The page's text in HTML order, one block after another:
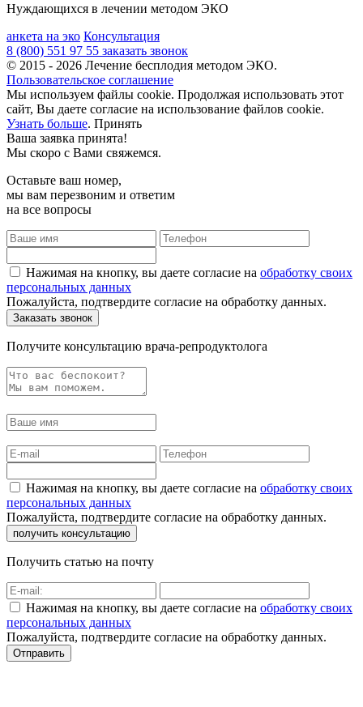
Нуждающихся в лечении методом ЭКО
анкета на эко Консультация
8 (800) 551 97 55 заказать звонок
© 2015 - 2026 Лечение бесплодия методом ЭКО.
Пользовательское соглашение
Мы используем файлы cookie. Продолжая использовать этот
сайт, Вы даете согласие на использование файлов cookie.
Узнать больше. Принять
Ваша заявка принята!
Мы скоро с Вами свяжемся.
Оставьте ваш номер,
мы вам перезвоним и ответим
на все вопросы
Нажимая на кнопку, вы даете согласие на обработку своих
персональных данных
Пожалуйста, подтвердите согласие на обработку данных.
Получите консультацию врача-репродуктолога
Нажимая на кнопку, вы даете согласие на обработку своих
персональных данных
Пожалуйста, подтвердите согласие на обработку данных.
Получить статью на почту
Нажимая на кнопку, вы даете согласие на обработку своих
персональных данных
Пожалуйста, подтвердите согласие на обработку данных.